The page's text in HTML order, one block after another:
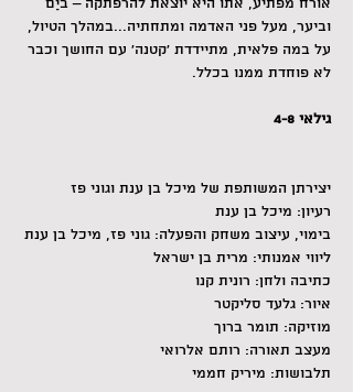
אורח מפתיע, אתו היא יוצאת להרפתקה – ביַם
וביער, מעל פני האדמה ומתחתיה...במהלך הטיול,
על במה פלאית, מתיידדת 'קטנה' עם החושך וכבר
לא פוחדת ממנו בכלל.
גילאי 4-8
יצירתן המשותפת של מיכל בן ענת וגוני פז
רעיון: מיכל בן ענת
בימוי, עיצוב משחק והפעלה: גוני פז, מיכל בן ענת
ליווי אמנותי: מרית בן ישראל
כתיבה ולחן: רונית קנו
איור: גלעד סליקטר
מוזיקה: תומר ברוך
מעצב תאורה: רותם אלרואי
תלבושות: מיריק חממי